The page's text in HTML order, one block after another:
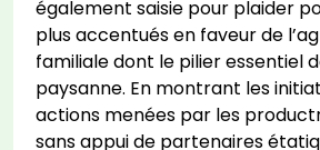
également saisie pour plaider
plus accentués en faveur de
familiale dont le pilier essentiel
paysanne. En montrant les
actions menées par les
sans appui de partenaires